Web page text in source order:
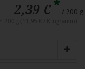
2,39 €* / 200 g